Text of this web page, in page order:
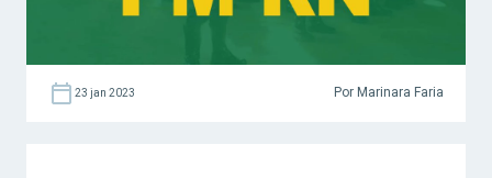
23 jan 2023 Por Marinara Faria